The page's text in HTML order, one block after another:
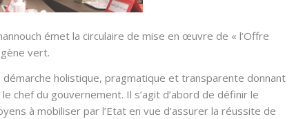
émet la circulaire de mise en œuvre de « l’Offre
vert.
démarche holistique, pragmatique et transparente donnant
chef du gouvernement. Il s’agit d’abord de définir le
à mobiliser par l’Etat en vue d’assurer la réussite de